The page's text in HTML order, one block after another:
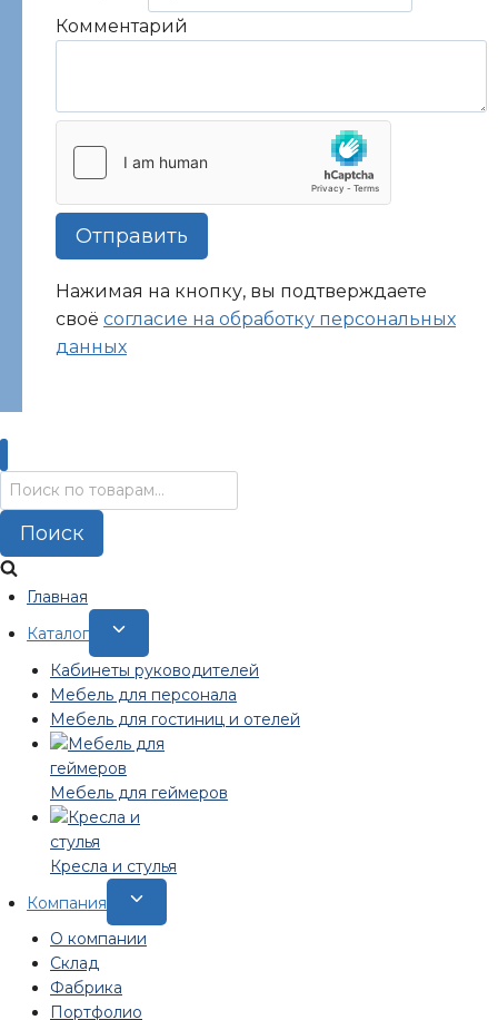
Телефон
Комментарий
Отправить
Нажимая на кнопку, вы подтверждаете
своё согласие на обработку персональных
данных
Искать:
Поиск
Главная
Каталог
Переключить
дочернее
меню
Кабинеты руководителей
Мебель для персонала
Мебель для гостиниц и отелей
Мебель для геймеров
Кресла и стулья
Компания
Переключить
дочернее
О компании
Склад
Фабрика
Портфолио